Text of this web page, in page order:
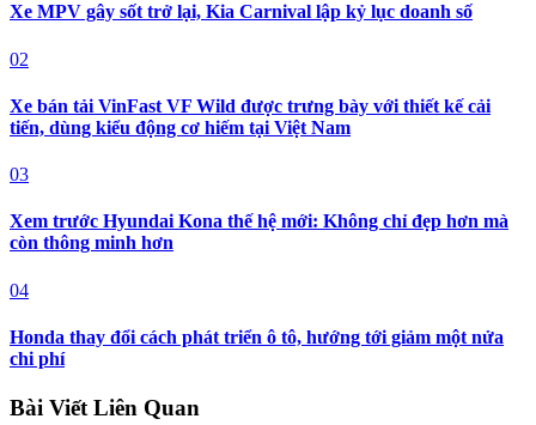
Xe MPV gây sốt trở lại, Kia Carnival lập kỷ lục doanh số
02
Xe bán tải VinFast VF Wild được trưng bày với thiết kế cải
tiến, dùng kiểu động cơ hiếm tại Việt Nam
03
Xem trước Hyundai Kona thế hệ mới: Không chỉ đẹp hơn mà
còn thông minh hơn
04
Honda thay đổi cách phát triển ô tô, hướng tới giảm một nửa
chi phí
Bài Viết Liên Quan